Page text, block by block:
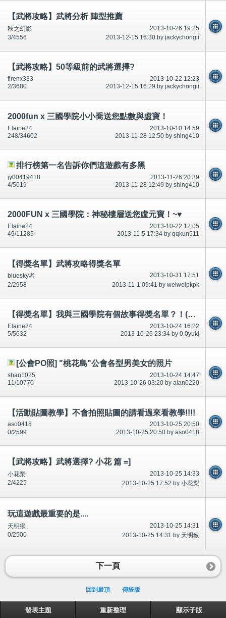
【武將攻略】武將分析 陣型推薦
2013-10-26 19:25
秋之幻影
2013-12-15 16:30 by jackychongii
3/4556
【武將攻略】50等級前的武將選擇?
2013-10-22 12:23
firenx333
2013-12-15 16:29 by jackychongii
2/3680
2000fun x 三國學院小小喬送您點數與虛寶！
2013-10-10 14:59
Elaine24
2013-11-28 12:50 by shing410
248/34602
排行榜第一名告訴你們這遊戲有多黑
2013-11-26 20:39
jy00419418
2013-11-28 12:49 by shing410
4/5019
2000FUN x 三國學院：神秘樓層送您虛元寶！~♥
2013-10-22 12:05
Elaine24
2013-11-5 17:34 by qqkun511
49/11285
【得獎名單】武將攻略得獎名單
2013-10-31 17:51
bluesky者
2013-11-1 09:41 by weiweipkpk
2/2958
【得獎名單】我與三國學院有個故事得獎名單？！(獎品已派至2000FUN短信)
2013-10-24 16:22
Elaine24
2013-10-26 23:34 by 0.0yuki
5/5632
[公會PO照] "桃花島"公會各型男美女的照片
2013-10-24 14:47
shan1025
2013-10-26 03:20 by alan0220
11/10770
【活動貼圖教學】不會拍照貼圖的請看過來看教學!!!!
2013-10-25 20:50
aso0418
2013-10-25 20:50 by aso0418
0/2599
【武將攻略】武將選擇? 小花 篇 =]
2013-10-25 14:33
小花梨
2013-10-25 17:52 by 小花梨
2/4225
玩這遊戲最重要的是....
2013-10-25 14:31
天明猴
2013-10-25 14:31 by 天明猴
0/2500
下一頁
回到最頂 傳統版
發表主題 重新整理 顯示子版